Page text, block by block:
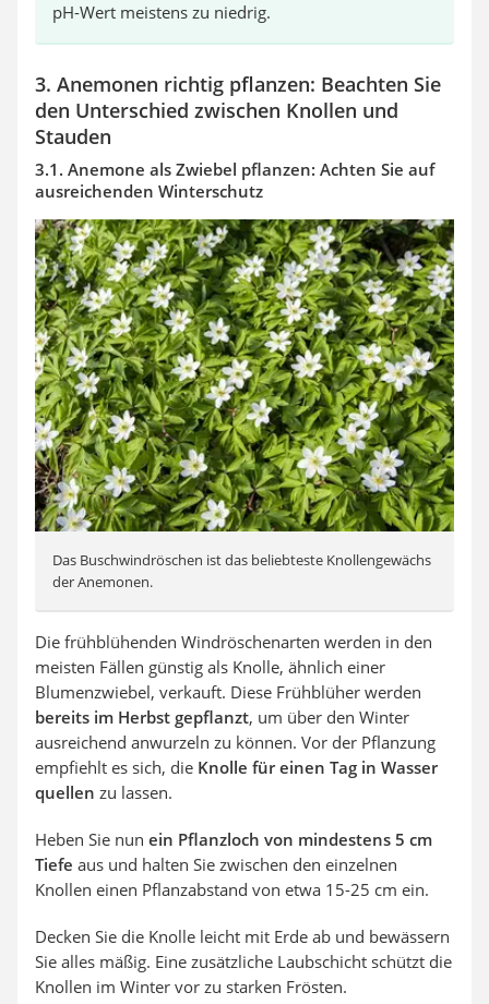
pH-Wert meistens zu niedrig.
3. Anemonen richtig pflanzen: Beachten Sie
den Unterschied zwischen Knollen und
Stauden
3.1. Anemone als Zwiebel pflanzen: Achten Sie auf
ausreichenden Winterschutz
Das Buschwindröschen ist das beliebteste Knollengewächs
der Anemonen.
Die frühblühenden Windröschenarten werden in den
meisten Fällen günstig als Knolle, ähnlich einer
Blumenzwiebel, verkauft. Diese Frühblüher werden
bereits im Herbst gepflanzt, um über den Winter
ausreichend anwurzeln zu können. Vor der Pflanzung
empfiehlt es sich, die Knolle für einen Tag in Wasser
quellen zu lassen.
Heben Sie nun ein Pflanzloch von mindestens 5 cm
Tiefe aus und halten Sie zwischen den einzelnen
Knollen einen Pflanzabstand von etwa 15-25 cm ein.
Decken Sie die Knolle leicht mit Erde ab und bewässern
Sie alles mäßig. Eine zusätzliche Laubschicht schützt die
Knollen im Winter vor zu starken Frösten.